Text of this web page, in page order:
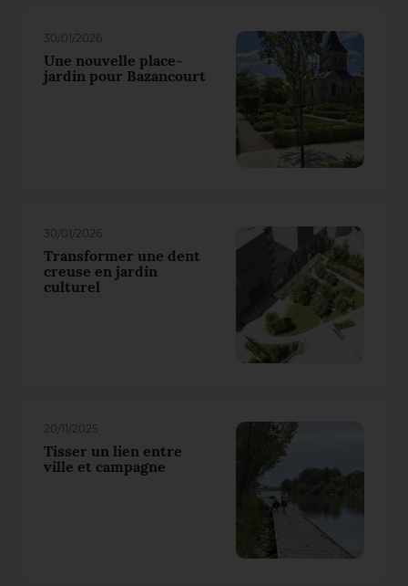
30/01/2026
Une nouvelle place-
jardin pour Bazancourt
30/01/2026
Transformer une dent
creuse en jardin
culturel
20/11/2025
Tisser un lien entre
ville et campagne